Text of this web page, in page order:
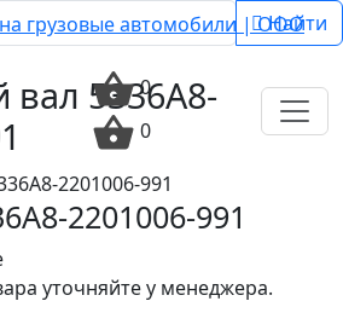
0
0
Найти
5336A8-
2201006-991
уточняйте у менеджера.